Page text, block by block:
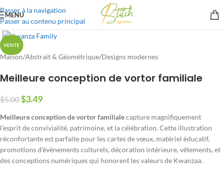
Passer à la navigation
Passer au contenu principal
MENU
VENTE
Maison/Abstrait & Géométrique/Designs modernes
Meilleure conception de vortor familiale
$5.00$3.49
Meilleure conception de vortor familialecapture magnifiquement
l’esprit de convivialité, patrimoine, et la célébration. Cette illustration
réconfortante est parfaite pour les cartes de vœux, matériel éducatif,
promotions d'événements culturels, décoration intérieure, vêtements, et
des conceptions numériques qui honorent les valeurs de Kwanzaa.